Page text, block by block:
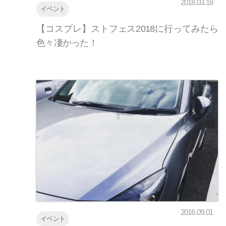
イベント
2018.03.18
【コスプレ】ストフェス2018に行ってみたら
色々凄かった！
イベント
2016.09.01